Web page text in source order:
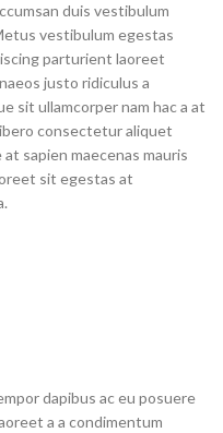
duis vestibulum
vestibulum egestas
parturient laoreet
justo ridiculus a
sit ullamcorper nam hac a at
consectetur aliquet
sapien maecenas mauris
sit egestas at
dapibus ac eu posuere
a a condimentum